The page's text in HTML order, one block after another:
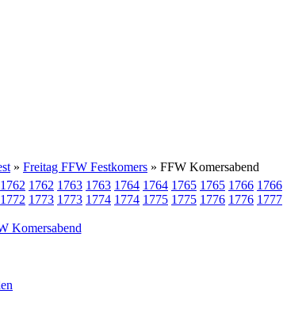
» Freitag FFW Festkomers » FFW Komersabend
1762 1762 1763 1763 1764 1764 1765 1765 1766 1766
1772 1773 1773 1774 1774 1775 1775 1776 1776 1777